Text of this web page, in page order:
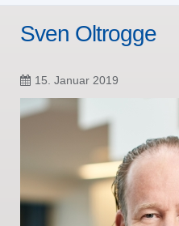
Sven Oltrogge
15. Januar 2019